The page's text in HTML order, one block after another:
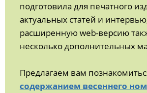
подготовила для печатного
актуальных статей и
расширенную web-версию
несколько дополнительных
Предлагаем вам
содержанием весеннего